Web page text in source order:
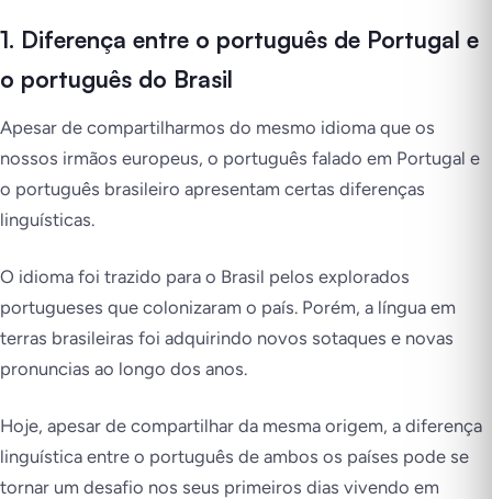
1. Diferença entre o português de Portugal e
o português do Brasil
Apesar de compartilharmos do mesmo idioma que os
nossos irmãos europeus, o português falado em Portugal e
o português brasileiro apresentam certas diferenças
linguísticas.
O idioma foi trazido para o Brasil pelos explorados
portugueses que colonizaram o país. Porém, a língua em
terras brasileiras foi adquirindo novos sotaques e novas
pronuncias ao longo dos anos.
Hoje, apesar de compartilhar da mesma origem, a diferença
linguística entre o português de ambos os países pode se
tornar um desafio nos seus primeiros dias vivendo em